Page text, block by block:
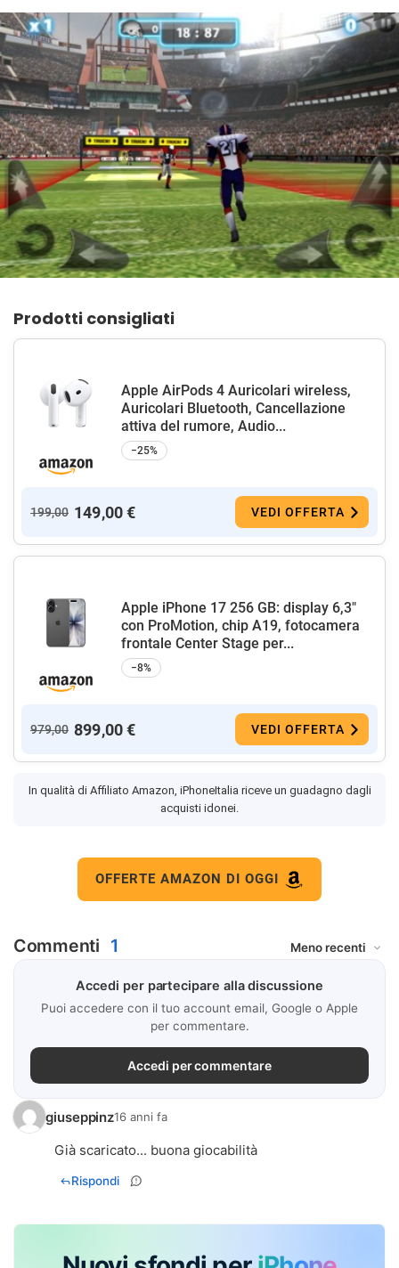
Prodotti consigliati
Apple AirPods 4 Auricolari wireless,
Auricolari Bluetooth, Cancellazione
attiva del rumore, Audio...
−25%
199,00 149,00 € VEDI OFFERTA
Apple iPhone 17 256 GB: display 6,3"
con ProMotion, chip A19, fotocamera
frontale Center Stage per...
−8%
979,00 899,00 € VEDI OFFERTA
In qualità di Affiliato Amazon, iPhoneItalia riceve un guadagno dagli
acquisti idonei.
OFFERTE AMAZON DI OGGI
Commenti 1
Accedi per partecipare alla discussione
Puoi accedere con il tuo account email, Google o Apple
per commentare.
Accedi per commentare
giuseppinz16 anni fa
Già scaricato... buona giocabilità
Rispondi